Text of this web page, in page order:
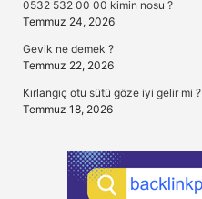
0532 532 00 00 kimin nosu ?
Temmuz 24, 2026
Gevik ne demek ?
Temmuz 22, 2026
Kırlangıç otu sütü göze iyi gelir mi ?
Temmuz 18, 2026